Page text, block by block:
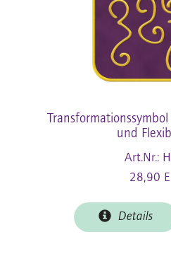
und
Art.Nr.:
28,90
Details